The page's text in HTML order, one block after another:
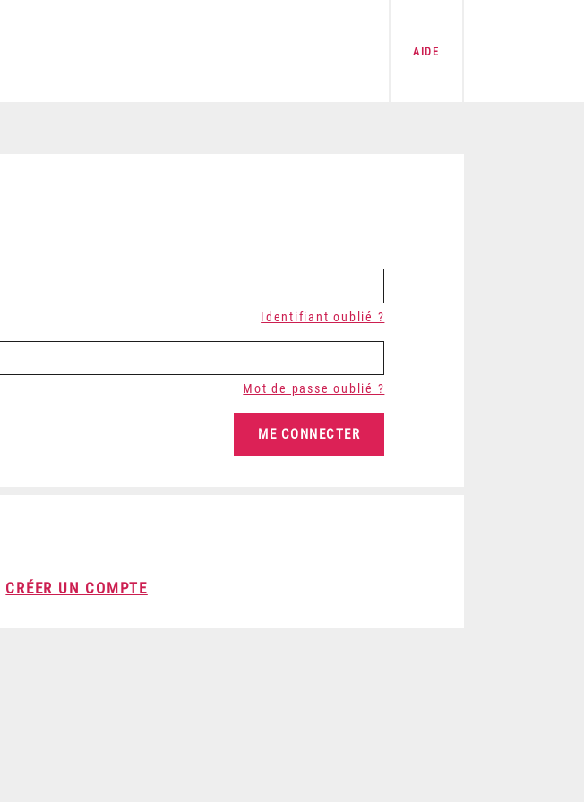
AIDE
Identifiant oublié ?
Mot de passe oublié ?
CRÉER UN COMPTE